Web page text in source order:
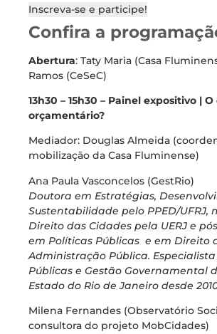
Inscreva-se e participe!
Confira a
Abertura: Taty Maria (Casa
Ramos (CeSeC)
13h30 – 15h30 – Painel expositivo |
orçamentário?
Mediador: Douglas Almeida
mobilização da Casa Fluminense)
Ana Paula Vasconcelos (GestRio)
Doutora em Estratégias,
Sustentabilidade pelo PPED/UFRJ,
Direito das Cidades pela UERJ e
em Políticas Públicas e em Direito
Administração Pública.
Públicas e Gestão Governamental
Estado do Rio de Janeiro desde
Milena Fernandes (Observatório
consultora do projeto MobCidades)